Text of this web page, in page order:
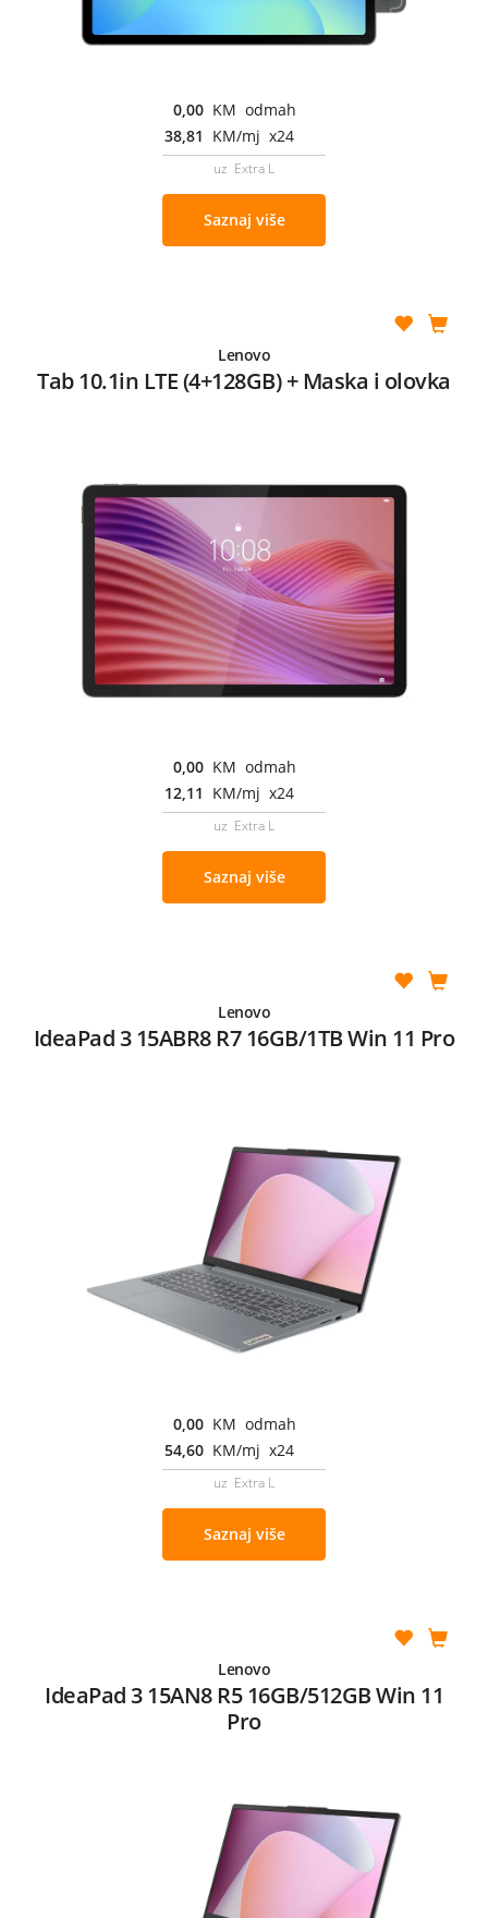
0,00 KM odmah
38,81 KM/mj x24
uz Extra L
Saznaj više
Lenovo
Tab 10.1in LTE (4+128GB) + Maska i olovka
0,00 KM odmah
12,11 KM/mj x24
uz Extra L
Saznaj više
Lenovo
IdeaPad 3 15ABR8 R7 16GB/1TB Win 11 Pro
0,00 KM odmah
54,60 KM/mj x24
uz Extra L
Saznaj više
Lenovo
IdeaPad 3 15AN8 R5 16GB/512GB Win 11
Pro